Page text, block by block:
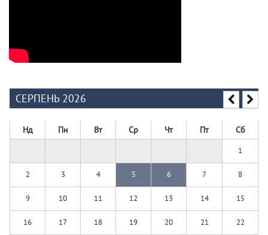
СЕРПЕНЬ 2026
Нд Пн Вт Ср Чт Пт Сб
1
2 3 4 5 6 7 8
9 10 11 12 13 14 15
16 17 18 19 20 21 22